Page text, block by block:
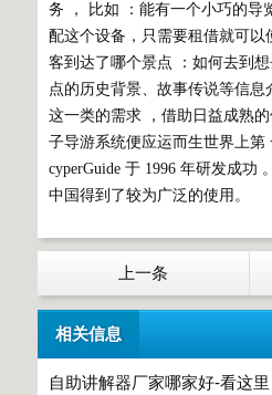
务 ， 比如 ：能有一个小巧的导
配这个设备，只需要租借就可
客到达了哪个景点 ：如何去到
点的历史背景、故事传说等信
这一类的需求 ，借助日益成熟
子导游系统便应运而生世界上
cyperGuide 于 1996 年研发成功
中国得到了较为广泛的使用。
上一条
相关信息
自助讲解器厂家哪家好-看这里